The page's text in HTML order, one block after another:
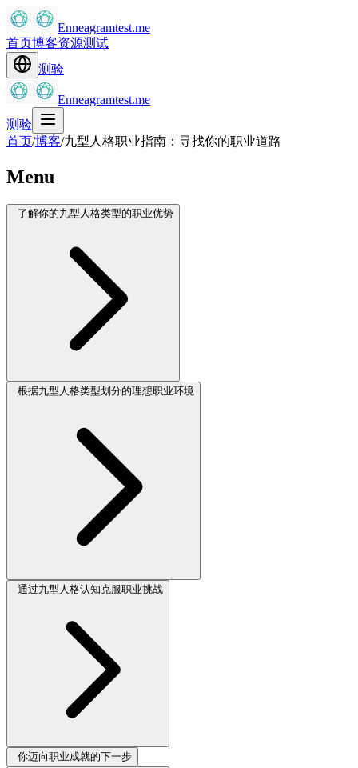
Enneagramtest.me
首页博客资源测试
测验
Enneagramtest.me
测验
首页/博客/九型人格职业指南：寻找你的职业道路
Menu
了解你的九型人格类型的职业优势
根据九型人格类型划分的理想职业环境
通过九型人格认知克服职业挑战
你迈向职业成就的下一步